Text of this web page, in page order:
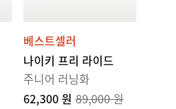
베스트셀러
나이키 프리 라이드
주니어 러닝화
62,300 원 89,000 원